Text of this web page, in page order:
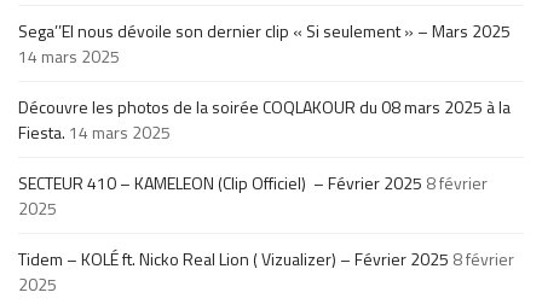
Sega’’El nous dévoile son dernier clip « Si seulement » – Mars 2025
14 mars 2025
Découvre les photos de la soirée COQLAKOUR du 08 mars 2025 à la
Fiesta. 14 mars 2025
SECTEUR 410 – KAMELEON (Clip Officiel) – Février 2025 8 février
2025
Tidem – KOLÉ ft. Nicko Real Lion ( Vizualizer) – Février 2025 8 février
2025